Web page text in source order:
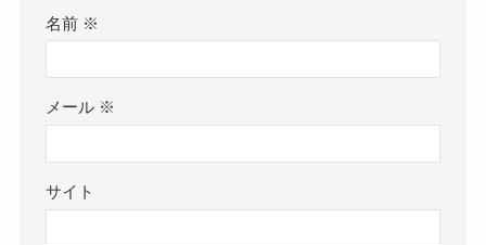
名前 ※
メール ※
サイト